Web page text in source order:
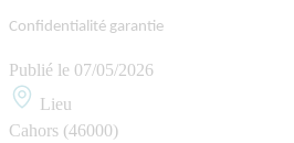
Confidentialité garantie
Publié le 07/05/2026
Lieu
Cahors (46000)